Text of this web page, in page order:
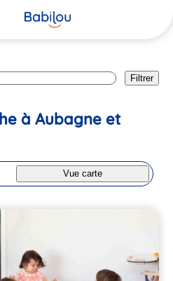
Filtrer
à Aubagne et
Vue carte